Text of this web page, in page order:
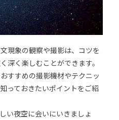
現象の観察や撮影は、コツを
深く楽しむことができます。
すすめの撮影機材やテクニッ
っておきたいポイントをご紹
い夜空に会いにいきましょ